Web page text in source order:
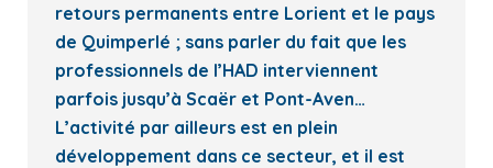
retours permanents entre Lorient et le pays
de Quimperlé ; sans parler du fait que les
professionnels de l’HAD interviennent
parfois jusqu’à Scaër et Pont-Aven…
L’activité par ailleurs est en plein
développement dans ce secteur, et il est